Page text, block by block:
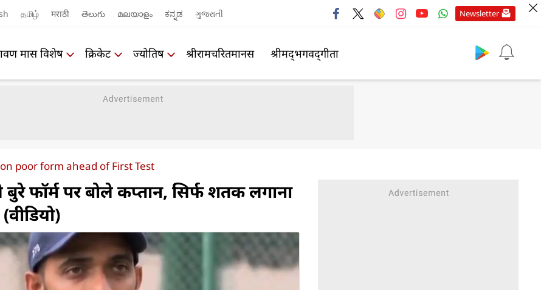
தமிழ் मराठी తెలుగు മലയാളം ಕನ್ನಡ ગુજરાતી Newsletter
मास विशेष क्रिकेट ज्योतिष श्रीरामचरितमानस श्रीमद्‍भगवद्‍गीता
poor form ahead of First Test
फॉर्म पर बोले कप्तान, सिर्फ शतक लगाना